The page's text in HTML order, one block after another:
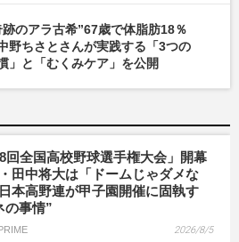
跡のアラ古希”67歳で体脂肪18％
野ちさとさんが実践する「3つの
」と「むくみケア」を公開
回全国高校野球選手権大会」開幕
田中将大は「ドームじゃダメな
本高野連が甲子園開催に固執す
の事情”
2026/8/5